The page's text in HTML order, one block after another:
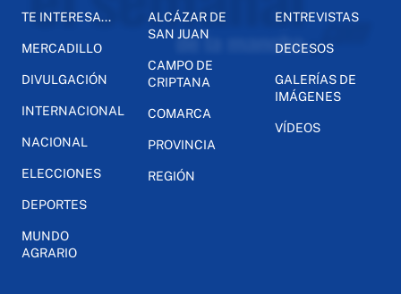
TE INTERESA...
MERCADILLO
DIVULGACIÓN
INTERNACIONAL
NACIONAL
ELECCIONES
DEPORTES
MUNDO
AGRARIO
ALCÁZAR DE
SAN JUAN
CAMPO DE
CRIPTANA
COMARCA
PROVINCIA
REGIÓN
ENTREVISTAS
DECESOS
GALERÍAS DE
IMÁGENES
VÍDEOS